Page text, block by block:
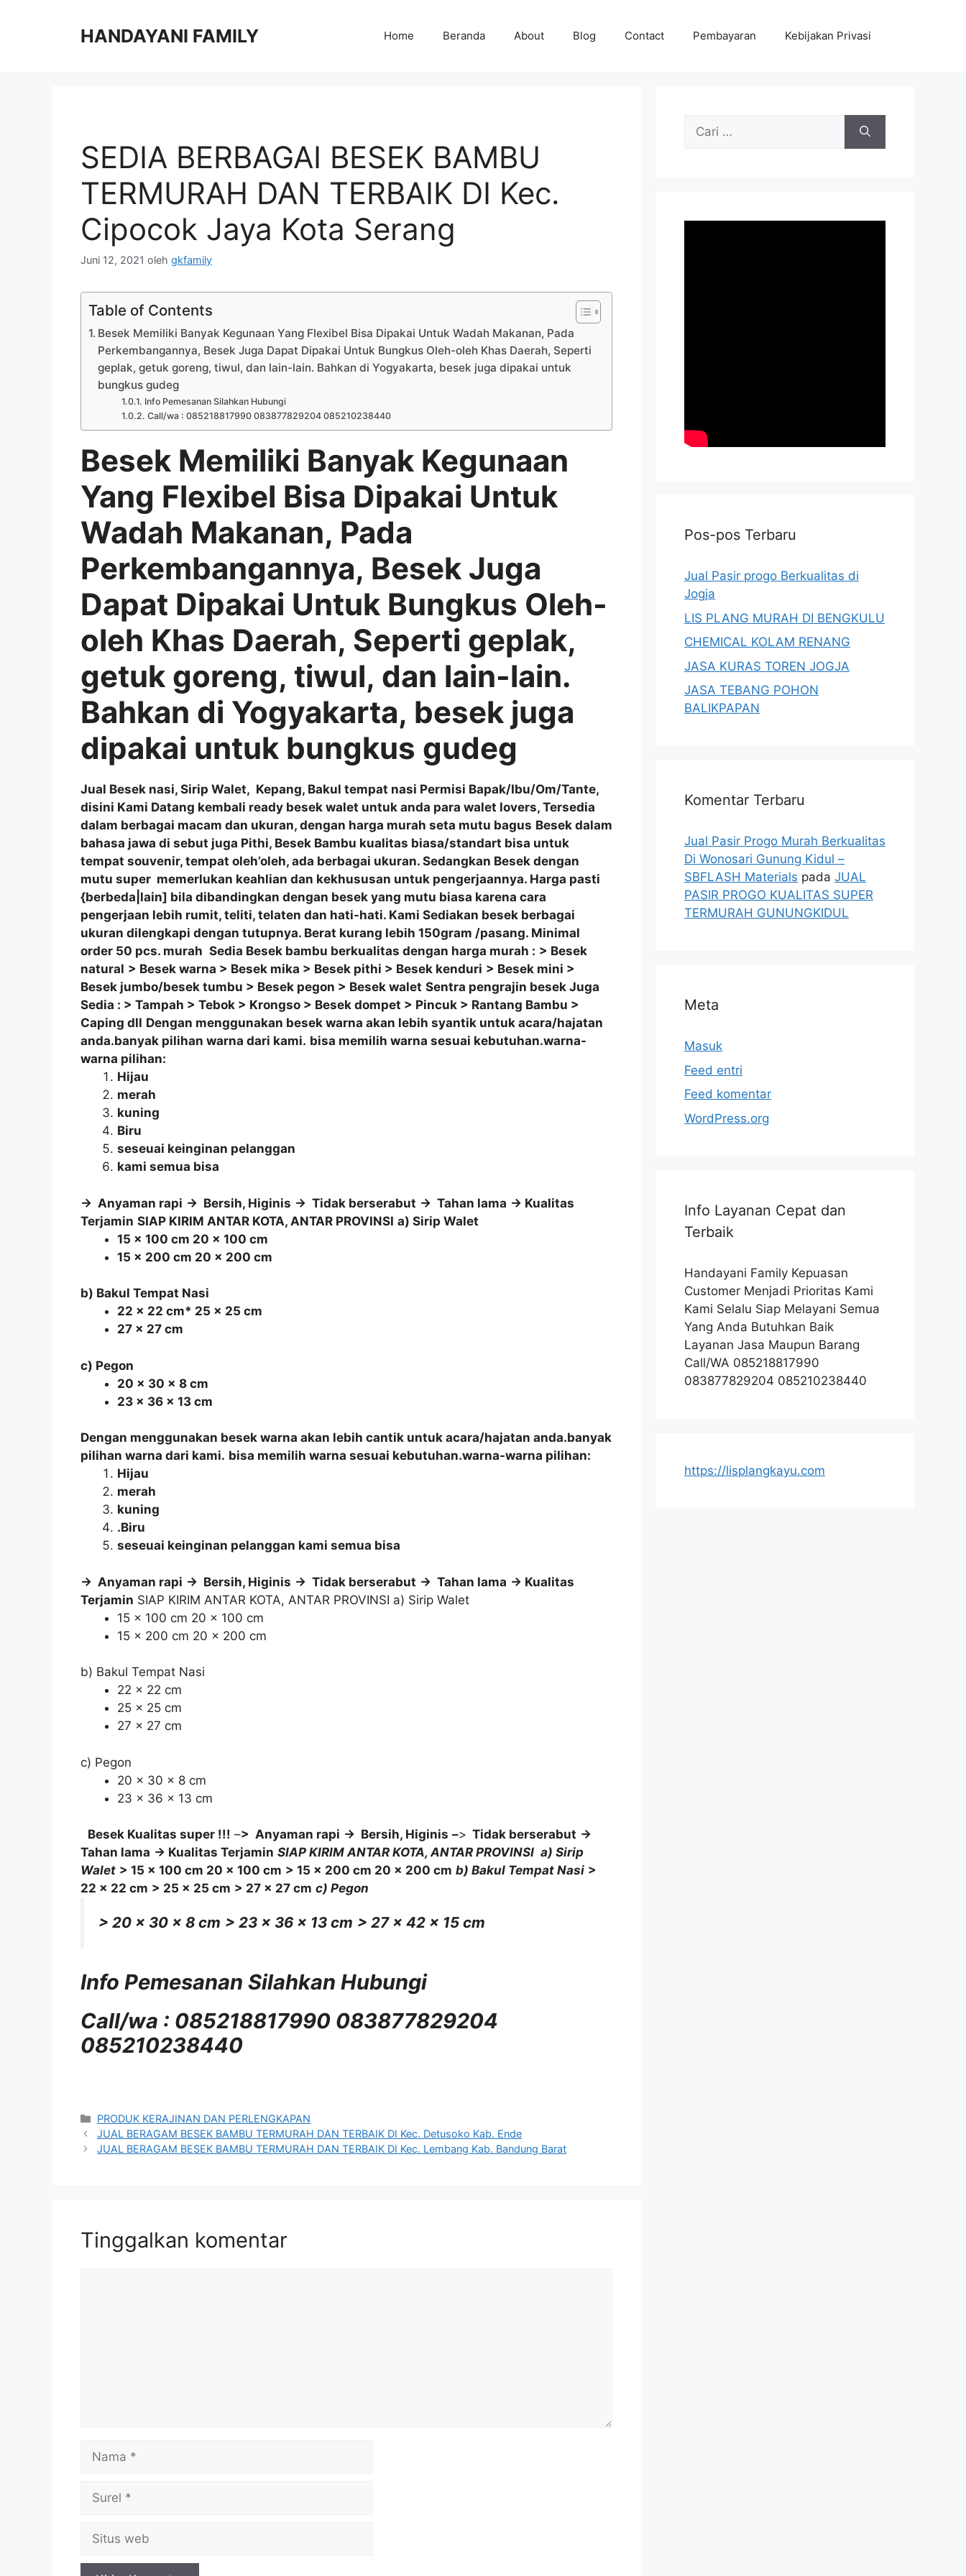
HANDAYANI FAMILY Home Beranda About Blog Contact Pembayaran Kebijakan Privasi
SEDIA BERBAGAI BESEK BAMBU
TERMURAH DAN TERBAIK DI Kec.
Cipocok Jaya Kota Serang
Juni 12, 2021 oleh gkfamily
Table of Contents
Besek Memiliki Banyak Kegunaan Yang Flexibel Bisa Dipakai Untuk Wadah Makanan, Pada
Perkembangannya, Besek Juga Dapat Dipakai Untuk Bungkus Oleh-oleh Khas Daerah, Seperti
geplak, getuk goreng, tiwul, dan lain-lain. Bahkan di Yogyakarta, besek juga dipakai untuk
bungkus gudeg
Info Pemesanan Silahkan Hubungi
Call/wa : 085218817990 083877829204 085210238440
Besek Memiliki Banyak Kegunaan
Yang Flexibel Bisa Dipakai Untuk
Wadah Makanan, Pada
Perkembangannya, Besek Juga
Dapat Dipakai Untuk Bungkus Oleh-
oleh Khas Daerah, Seperti geplak,
getuk goreng, tiwul, dan lain-lain.
Bahkan di Yogyakarta, besek juga
dipakai untuk bungkus gudeg
Jual Besek nasi, Sirip Walet, Kepang, Bakul tempat nasi Permisi Bapak/Ibu/Om/Tante,
disini Kami Datang kembali ready besek walet untuk anda para walet lovers, Tersedia
dalam berbagai macam dan ukuran, dengan harga murah seta mutu bagus Besek dalam
bahasa jawa di sebut juga Pithi, Besek Bambu kualitas biasa/standart bisa untuk
tempat souvenir, tempat oleh’oleh, ada berbagai ukuran. Sedangkan Besek dengan
mutu super memerlukan keahlian dan kekhususan untuk pengerjaannya. Harga pasti
{berbeda|lain] bila dibandingkan dengan besek yang mutu biasa karena cara
pengerjaan lebih rumit, teliti, telaten dan hati-hati. Kami Sediakan besek berbagai
ukuran dilengkapi dengan tutupnya. Berat kurang lebih 150gram /pasang. Minimal
order 50 pcs. murah Sedia Besek bambu berkualitas dengan harga murah : > Besek
natural > Besek warna > Besek mika > Besek pithi > Besek kenduri > Besek mini >
Besek jumbo/besek tumbu > Besek pegon > Besek walet Sentra pengrajin besek Juga
Sedia : > Tampah > Tebok > Krongso > Besek dompet > Pincuk > Rantang Bambu >
Caping dll Dengan menggunakan besek warna akan lebih syantik untuk acara/hajatan
anda.banyak pilihan warna dari kami. bisa memilih warna sesuai kebutuhan.warna-
warna pilihan:
Hijau
merah
kuning
Biru
seseuai keinginan pelanggan
kami semua bisa
-> Anyaman rapi -> Bersih, Higinis -> Tidak berserabut -> Tahan lama -> Kualitas
Terjamin SIAP KIRIM ANTAR KOTA, ANTAR PROVINSI a) Sirip Walet
15 x 100 cm 20 x 100 cm
15 x 200 cm 20 x 200 cm
b) Bakul Tempat Nasi
22 x 22 cm* 25 x 25 cm
27 x 27 cm
c) Pegon
20 x 30 x 8 cm
23 x 36 x 13 cm
Dengan menggunakan besek warna akan lebih cantik untuk acara/hajatan anda.banyak
pilihan warna dari kami. bisa memilih warna sesuai kebutuhan.warna-warna pilihan:
Hijau
merah
kuning
.Biru
seseuai keinginan pelanggan kami semua bisa
-> Anyaman rapi -> Bersih, Higinis -> Tidak berserabut -> Tahan lama -> Kualitas
Terjamin SIAP KIRIM ANTAR KOTA, ANTAR PROVINSI a) Sirip Walet
15 x 100 cm 20 x 100 cm
15 x 200 cm 20 x 200 cm
b) Bakul Tempat Nasi
22 x 22 cm
25 x 25 cm
27 x 27 cm
c) Pegon
20 x 30 x 8 cm
23 x 36 x 13 cm
Besek Kualitas super !!! –> Anyaman rapi -> Bersih, Higinis –> Tidak berserabut ->
Tahan lama -> Kualitas Terjamin SIAP KIRIM ANTAR KOTA, ANTAR PROVINSI a) Sirip
Walet > 15 x 100 cm 20 x 100 cm > 15 x 200 cm 20 x 200 cm b) Bakul Tempat Nasi >
22 x 22 cm > 25 x 25 cm > 27 x 27 cm c) Pegon
> 20 x 30 x 8 cm > 23 x 36 x 13 cm > 27 x 42 x 15 cm
Info Pemesanan Silahkan Hubungi
Call/wa : 085218817990 083877829204
085210238440
Kategori
PRODUK KERAJINAN DAN PERLENGKAPAN
JUAL BERAGAM BESEK BAMBU TERMURAH DAN TERBAIK DI Kec. Detusoko Kab. Ende
JUAL BERAGAM BESEK BAMBU TERMURAH DAN TERBAIK DI Kec. Lembang Kab. Bandung Barat
Tinggalkan komentar
web
Cari
Pos-pos Terbaru
Jual Pasir progo Berkualitas di
Jogja
LIS PLANG MURAH DI BENGKULU
CHEMICAL KOLAM RENANG
JASA KURAS TOREN JOGJA
JASA TEBANG POHON
BALIKPAPAN
Komentar Terbaru
Jual Pasir Progo Murah Berkualitas
Di Wonosari Gunung Kidul –
SBFLASH Materials pada JUAL
PASIR PROGO KUALITAS SUPER
TERMURAH GUNUNGKIDUL
Meta
Masuk
Feed entri
Feed komentar
WordPress.org
Info Layanan Cepat dan
Terbaik
Handayani Family Kepuasan
Customer Menjadi Prioritas Kami
Kami Selalu Siap Melayani Semua
Yang Anda Butuhkan Baik
Layanan Jasa Maupun Barang
Call/WA 085218817990
083877829204 085210238440
https://lisplangkayu.com